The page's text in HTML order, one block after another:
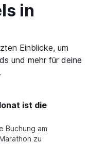
in
Einblicke, um
und mehr für deine
ist die
Buchung am
zu